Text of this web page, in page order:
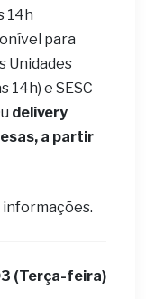
14h
para
Unidades
14h) e SESC
delivery
a partir
informações.
(Terça-feira)